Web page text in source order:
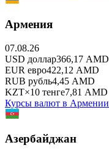
Армения
07.08.26
USD доллар366,17 AMD
EUR евро422,12 AMD
RUB рубль4,45 AMD
KZT×10 тенге7,81 AMD
Курсы валют в Армении
Азербайджан